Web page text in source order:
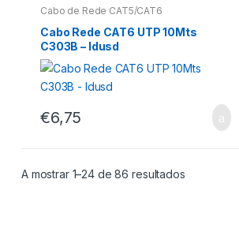
Cabo de Rede CAT5/CAT6
Cabo Rede CAT6 UTP 10Mts
C303B – Idusd
€6,75
A mostrar 1–24 de 86 resultados